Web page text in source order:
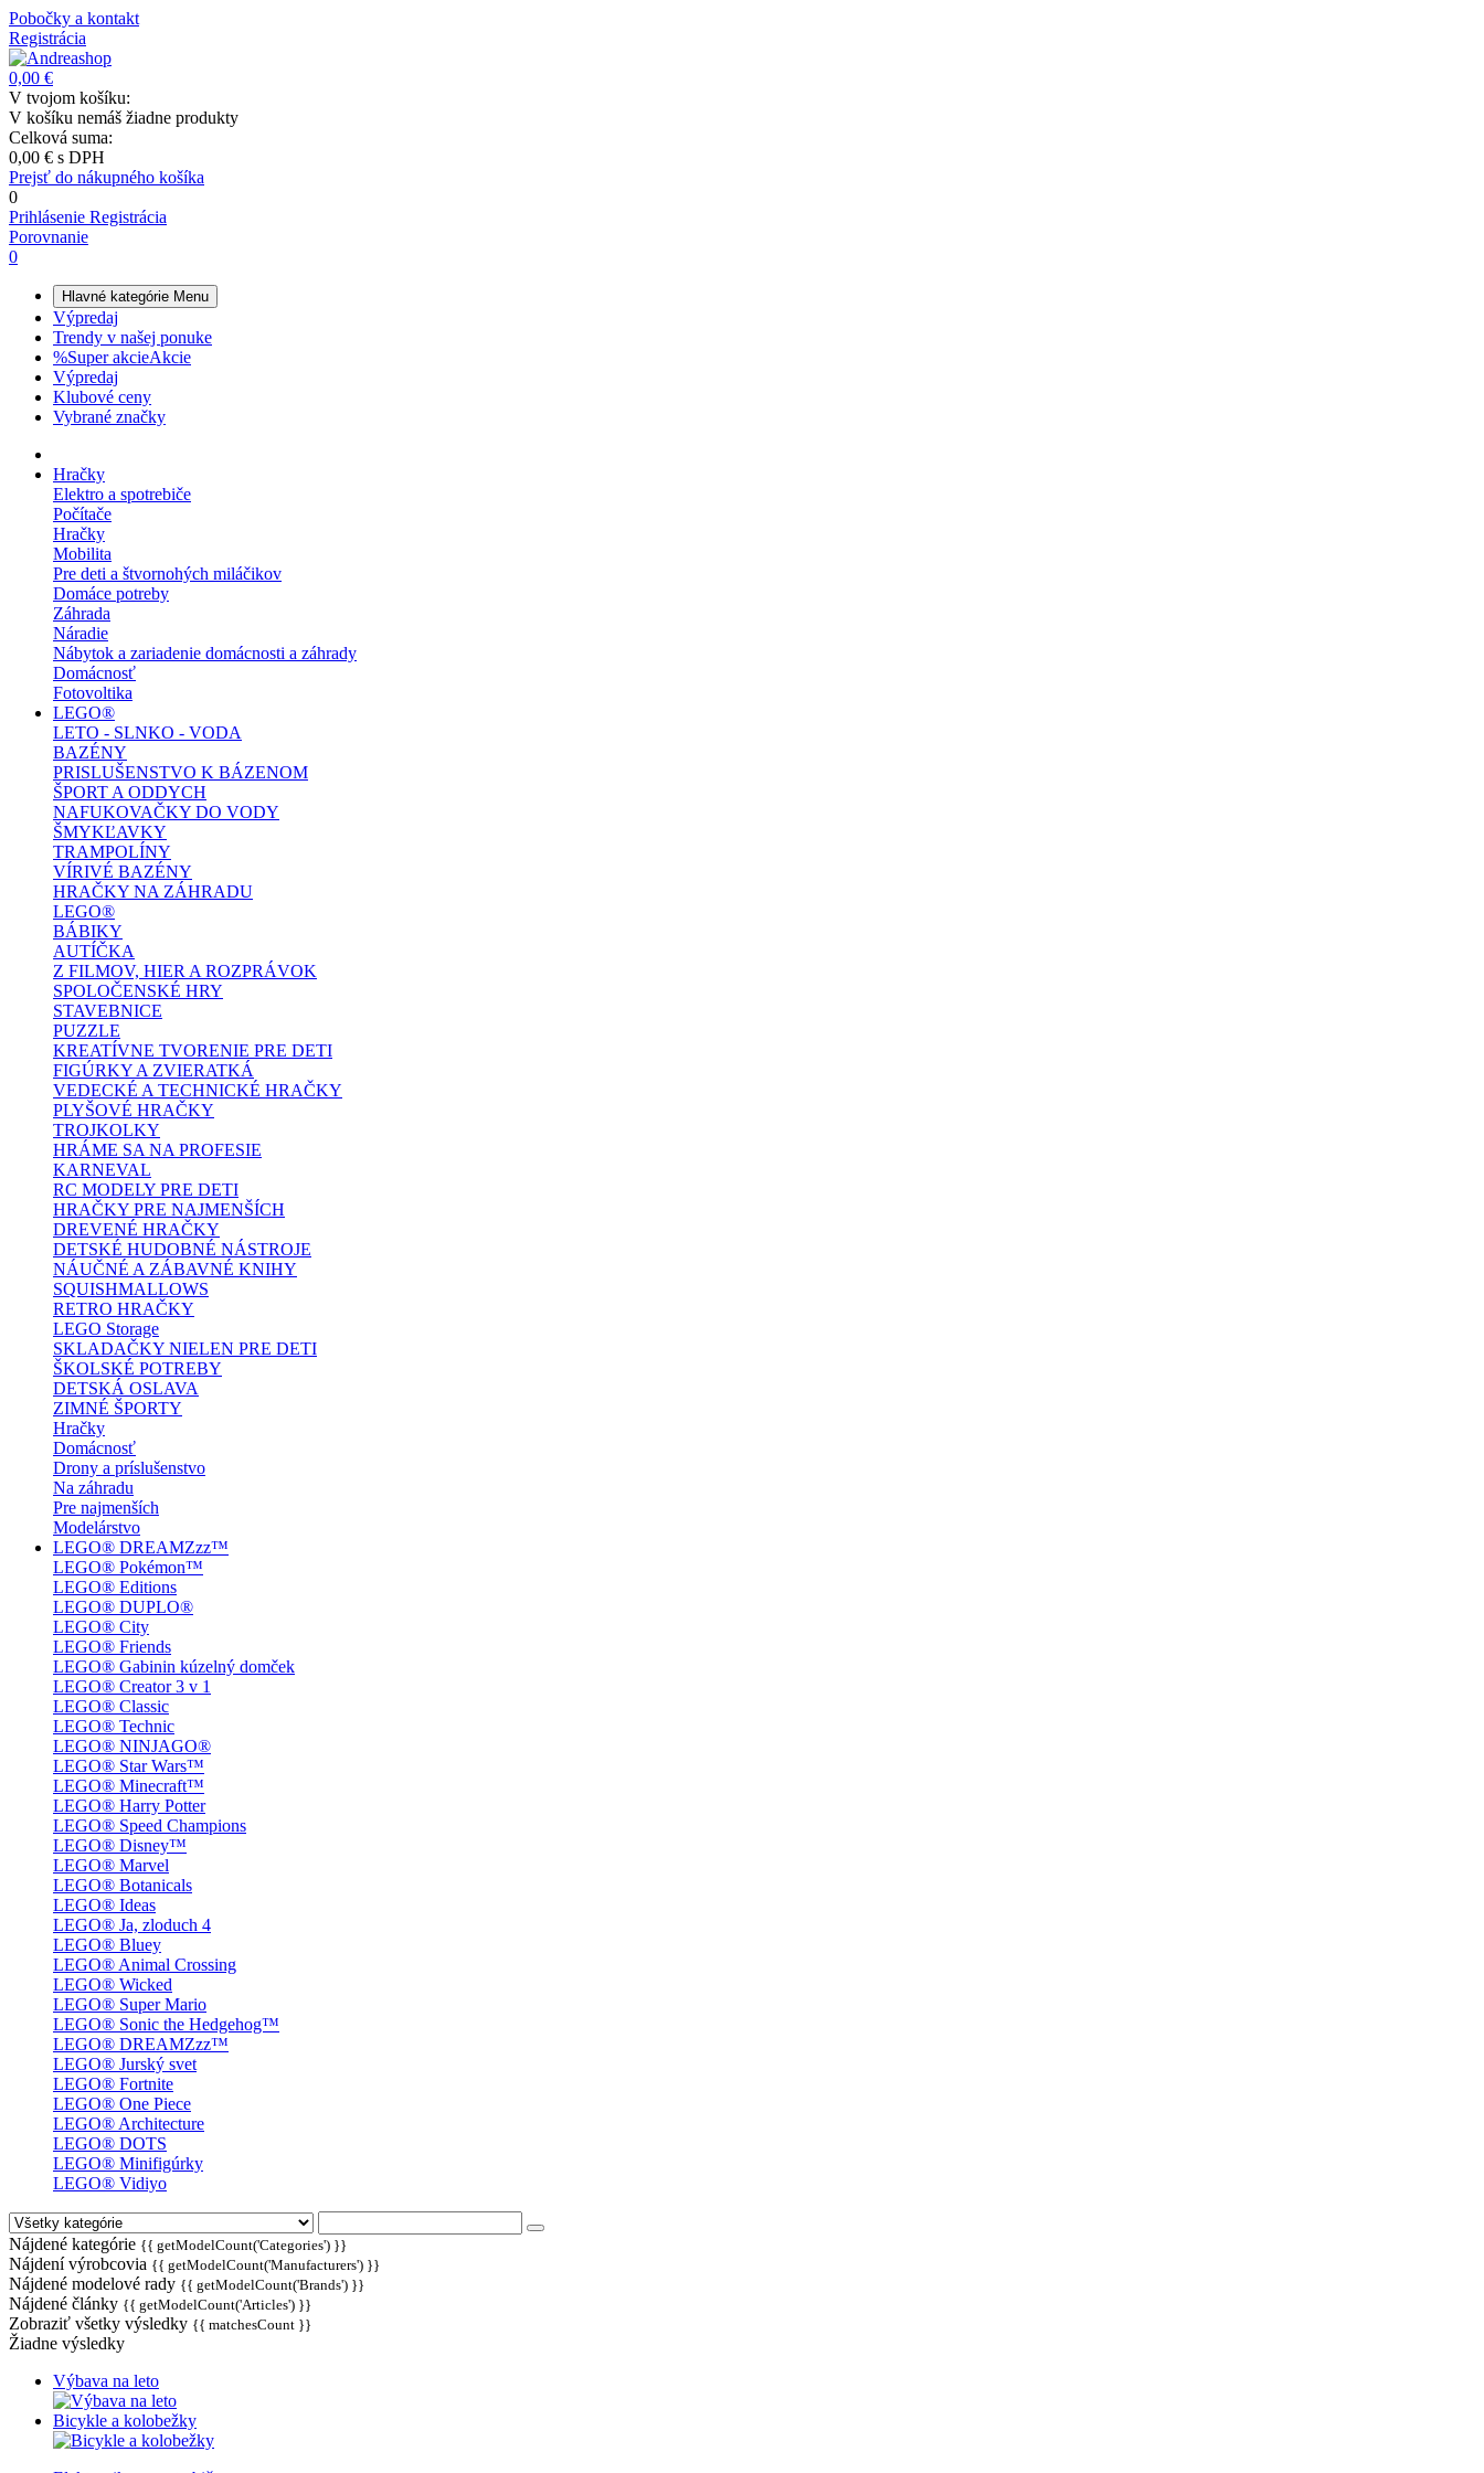
Pobočky a kontakt
Registrácia
0,00 €
V tvojom košíku:
V košíku nemáš žiadne produkty
Celková suma:
0,00 € s DPH
Prejsť do nákupného košíka
0
Prihlásenie Registrácia
Porovnanie
0
Hlavné kategórie Menu
Výpredaj
Trendy v našej ponuke
%Super akcieAkcie
Výpredaj
Klubové ceny
Vybrané značky
Hračky
Elektro a spotrebiče
Počítače
Hračky
Mobilita
Pre deti a štvornohých miláčikov
Domáce potreby
Záhrada
Náradie
Nábytok a zariadenie domácnosti a záhrady
Domácnosť
Fotovoltika
LEGO®
LETO - SLNKO - VODA
BAZÉNY
PRISLUŠENSTVO K BÁZENOM
ŠPORT A ODDYCH
NAFUKOVAČKY DO VODY
ŠMYKĽAVKY
TRAMPOLÍNY
VÍRIVÉ BAZÉNY
HRAČKY NA ZÁHRADU
LEGO®
BÁBIKY
AUTÍČKA
Z FILMOV, HIER A ROZPRÁVOK
SPOLOČENSKÉ HRY
STAVEBNICE
PUZZLE
KREATÍVNE TVORENIE PRE DETI
FIGÚRKY A ZVIERATKÁ
VEDECKÉ A TECHNICKÉ HRAČKY
PLYŠOVÉ HRAČKY
TROJKOLKY
HRÁME SA NA PROFESIE
KARNEVAL
RC MODELY PRE DETI
HRAČKY PRE NAJMENŠÍCH
DREVENÉ HRAČKY
DETSKÉ HUDOBNÉ NÁSTROJE
NÁUČNÉ A ZÁBAVNÉ KNIHY
SQUISHMALLOWS
RETRO HRAČKY
LEGO Storage
SKLADAČKY NIELEN PRE DETI
ŠKOLSKÉ POTREBY
DETSKÁ OSLAVA
ZIMNÉ ŠPORTY
Hračky
Domácnosť
Drony a príslušenstvo
Na záhradu
Pre najmenších
Modelárstvo
LEGO® DREAMZzz™
LEGO® Pokémon™
LEGO® Editions
LEGO® DUPLO®
LEGO® City
LEGO® Friends
LEGO® Gabinin kúzelný domček
LEGO® Creator 3 v 1
LEGO® Classic
LEGO® Technic
LEGO® NINJAGO®
LEGO® Star Wars™
LEGO® Minecraft™
LEGO® Harry Potter
LEGO® Speed Champions
LEGO® Disney™
LEGO® Marvel
LEGO® Botanicals
LEGO® Ideas
LEGO® Ja, zloduch 4
LEGO® Bluey
LEGO® Animal Crossing
LEGO® Wicked
LEGO® Super Mario
LEGO® Sonic the Hedgehog™
LEGO® DREAMZzz™
LEGO® Jurský svet
LEGO® Fortnite
LEGO® One Piece
LEGO® Architecture
LEGO® DOTS
LEGO® Minifigúrky
LEGO® Vidiyo
Nájdené kategórie {{ getModelCount('Categories') }}
Nájdení výrobcovia {{ getModelCount('Manufacturers') }}
Nájdené modelové rady {{ getModelCount('Brands') }}
Nájdené články {{ getModelCount('Articles') }}
Zobraziť všetky výsledky {{ matchesCount }}
Žiadne výsledky
Výbava na leto
Bicykle a kolobežky